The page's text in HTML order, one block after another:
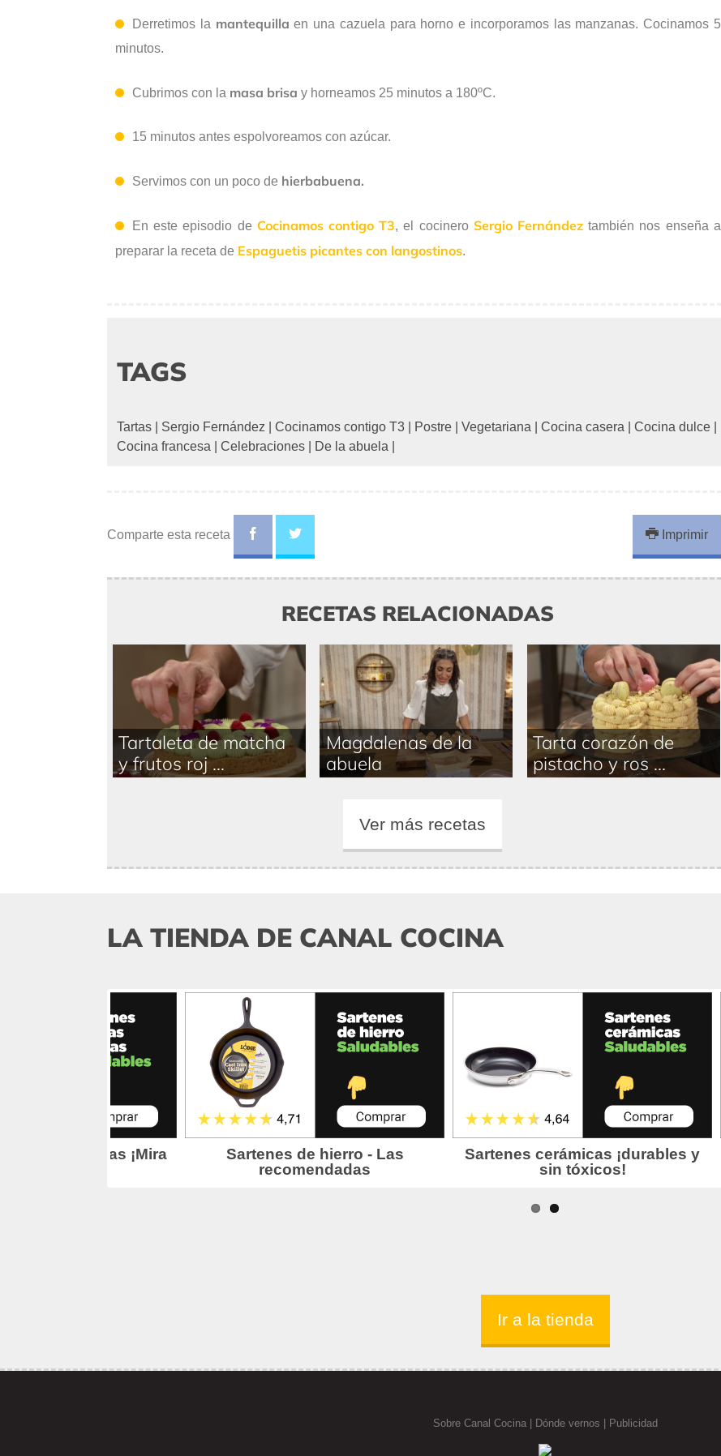
Derretimos la mantequilla en una cazuela para horno e incorporamos las manzanas. Cocinamos 5
minutos.
Cubrimos con la masa brisa y horneamos 25 minutos a 180ºC.
15 minutos antes espolvoreamos con azúcar.
Servimos con un poco de hierbabuena.
En este episodio de Cocinamos contigo T3, el cocinero Sergio Fernández también nos enseña a
preparar la receta de Espaguetis picantes con langostinos.
TAGS
Tartas Sergio Fernández Cocinamos contigo T3 Postre Vegetariana Cocina casera Cocina dulce
Cocina francesa
Celebraciones De la abuela
Comparte esta receta Imprimir
RECETAS RELACIONADAS
Tartaleta de matcha
y frutos roj ...
Magdalenas de la
abuela
Tarta corazón de
pistacho y ros ...
Ver más recetas
LA TIENDA DE CANAL COCINA
Ir a la tienda
Sobre Canal Cocina| Dónde vernos | Publicidad